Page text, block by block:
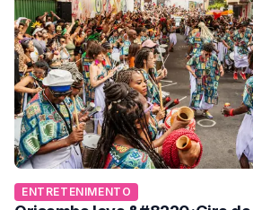
ENTRETENIMENTO